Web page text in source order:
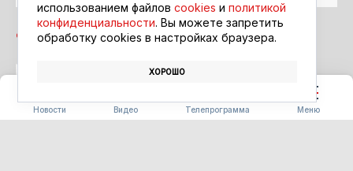
Новости Видео Телепрограмма Меню
РЕМОНТ
использованием файлов cookies и политикой
конфиденциальности. Вы можете запретить
обработку сookies в настройках браузера.
ХОРОШО